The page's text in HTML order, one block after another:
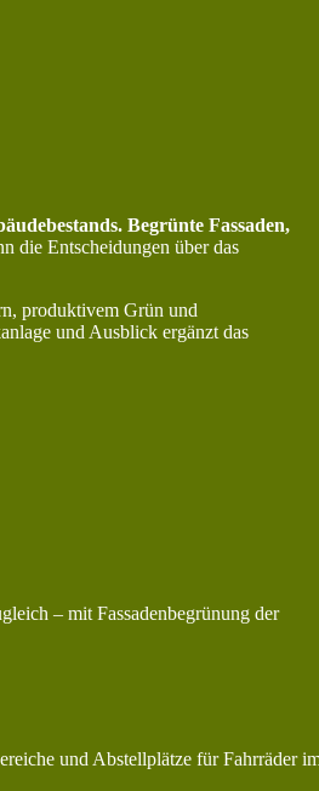
Begrünte Fassaden,
die Entscheidungen über das
produktivem Grün und
und Ausblick ergänzt das
– mit Fassadenbegrünung der
und Abstellplätze für Fahrräder